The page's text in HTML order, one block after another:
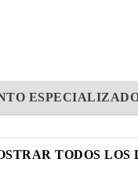
TODOS LOS